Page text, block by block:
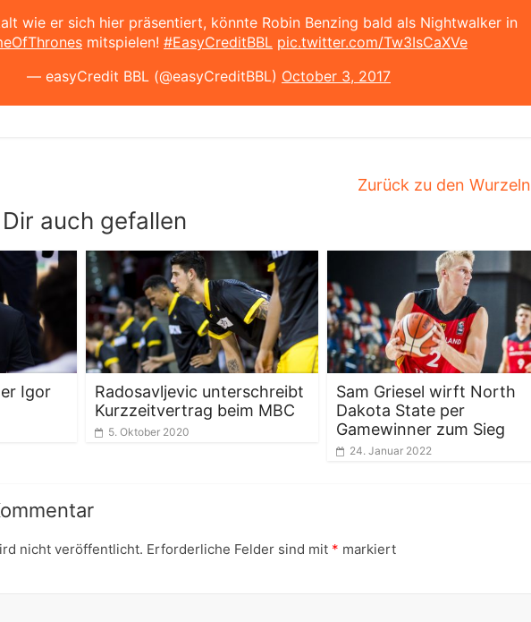
wie er sich hier präsentiert, könnte Robin Benzing bald als Nightwalker in
mitspielen! #EasyCreditBBL pic.twitter.com/Tw3IsCaXVe
— easyCredit BBL (@easyCreditBBL) October 3, 2017
Zurück zu den Wurzeln
auch gefallen
Igor
Radosavljevic unterschreibt
Kurzzeitvertrag beim MBC
5. Oktober 2020
Sam Griesel wirft North
Dakota State per
Gamewinner zum Sieg
24. Januar 2022
nicht veröffentlicht. Erforderliche Felder sind mit * markiert